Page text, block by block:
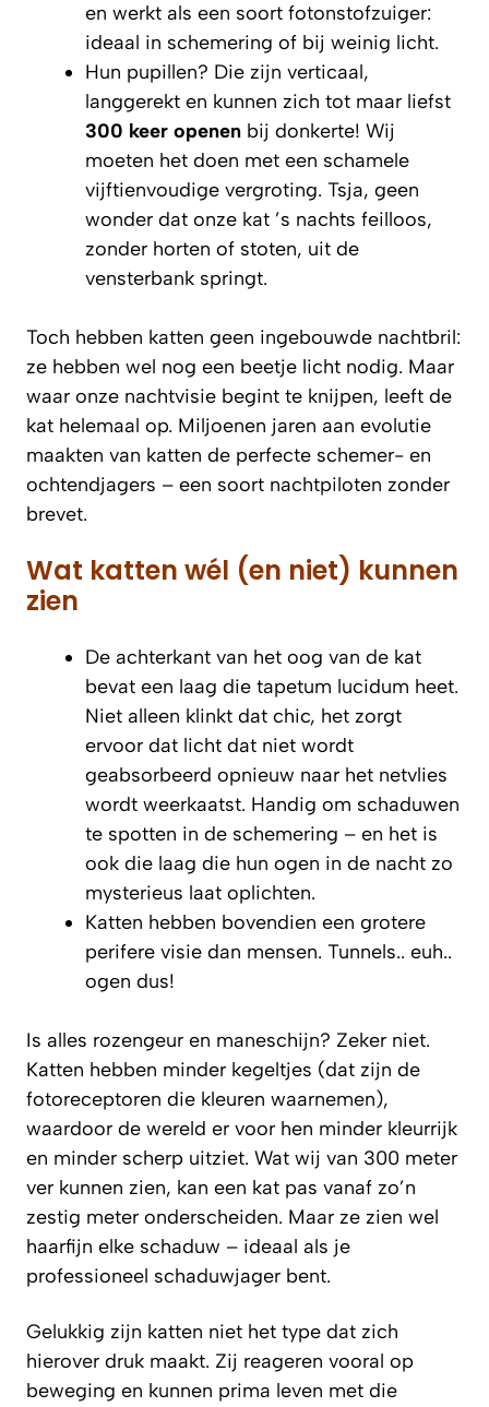
en werkt als een soort fotonstofzuiger:
ideaal in schemering of bij weinig licht.
Hun pupillen? Die zijn verticaal,
langgerekt en kunnen zich tot maar liefst
300 keer openen bij donkerte! Wij
moeten het doen met een schamele
vijftienvoudige vergroting. Tsja, geen
wonder dat onze kat ’s nachts feilloos,
zonder horten of stoten, uit de
vensterbank springt.
Toch hebben katten geen ingebouwde nachtbril:
ze hebben wel nog een beetje licht nodig. Maar
waar onze nachtvisie begint te knijpen, leeft de
kat helemaal op. Miljoenen jaren aan evolutie
maakten van katten de perfecte schemer- en
ochtendjagers – een soort nachtpiloten zonder
brevet.
Wat katten wél (en niet) kunnen
zien
De achterkant van het oog van de kat
bevat een laag die tapetum lucidum heet.
Niet alleen klinkt dat chic, het zorgt
ervoor dat licht dat niet wordt
geabsorbeerd opnieuw naar het netvlies
wordt weerkaatst. Handig om schaduwen
te spotten in de schemering – en het is
ook die laag die hun ogen in de nacht zo
mysterieus laat oplichten.
Katten hebben bovendien een grotere
perifere visie dan mensen. Tunnels.. euh..
ogen dus!
Is alles rozengeur en maneschijn? Zeker niet.
Katten hebben minder kegeltjes (dat zijn de
fotoreceptoren die kleuren waarnemen),
waardoor de wereld er voor hen minder kleurrijk
en minder scherp uitziet. Wat wij van 300 meter
ver kunnen zien, kan een kat pas vanaf zo’n
zestig meter onderscheiden. Maar ze zien wel
haarfijn elke schaduw – ideaal als je
professioneel schaduwjager bent.
Gelukkig zijn katten niet het type dat zich
hierover druk maakt. Zij reageren vooral op
beweging en kunnen prima leven met die